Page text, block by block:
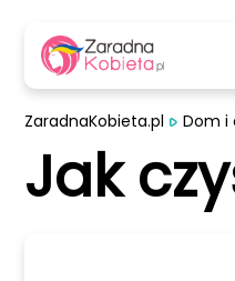
ZaradnaKobieta.pl Dom i
Jak